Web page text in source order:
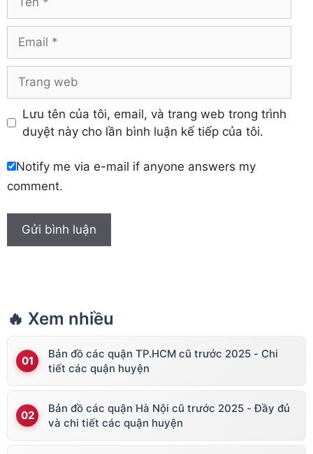
Hưng Yên
Khánh Hòa
web
Lưu tên của tôi, email, và trang web trong trình
duyệt này cho lần bình luận kế tiếp của tôi.
Notify me via e-mail if anyone answers my
comment.
🔥 Xem nhiều
Bản đồ các quận TP.HCM cũ trước 2025 - Chi
tiết các quận huyện
Bản đồ các quận Hà Nội cũ trước 2025 - Đầy đủ
và chi tiết các quận huyện